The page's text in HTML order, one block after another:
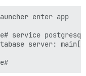
enter app
service
server: